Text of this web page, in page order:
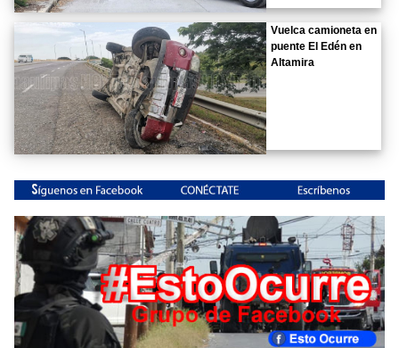
Vuelca camioneta en
puente El Edén en
Altamira